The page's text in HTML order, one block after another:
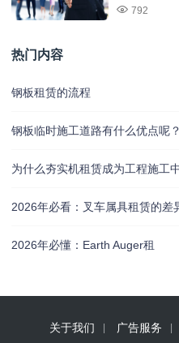
792
热门内容
钢板租赁的流程
钢板临时施工道路有什么优点呢？
为什么夯实机租赁成为工程施工
2026年必看：叉车属具租赁的差
2026年必懂：Earth Auger租
关于我们 广告服务